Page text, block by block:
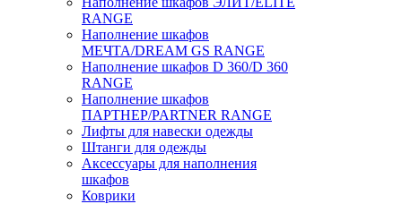
RANGE
Наполнение шкафов
МЕЧТА/DREAM GS RANGE
Наполнение шкафов D 360/D 360
RANGE
Наполнение шкафов
ПАРТНЕР/PARTNER RANGE
Лифты для навески одежды
Штанги для одежды
Аксессуары для наполнения
шкафов
Коврики